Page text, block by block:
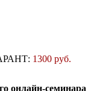
1300 руб.
онлайн-семинара